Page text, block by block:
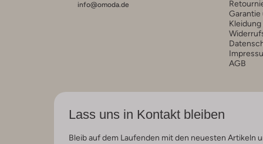
info@omoda.de
Garantie
AGB
Lass uns in Kontakt bleiben
Bleib auf dem Laufenden mit den neuesten Artikeln